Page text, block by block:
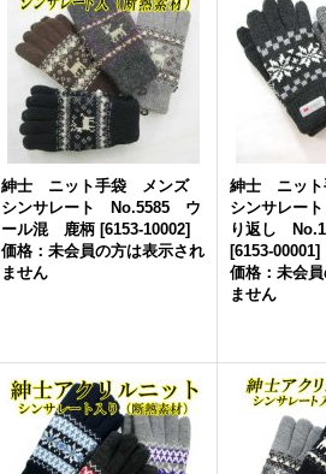
紳士 ニット手袋 メンズ
シンサレート No.5585 ウ
ール混 鹿柄 [6153-10002]
価格：未会員の方は表示され
ません
紳士 ニッ
シンサレー
り返し
[6153-00001]
価格：未会
ません